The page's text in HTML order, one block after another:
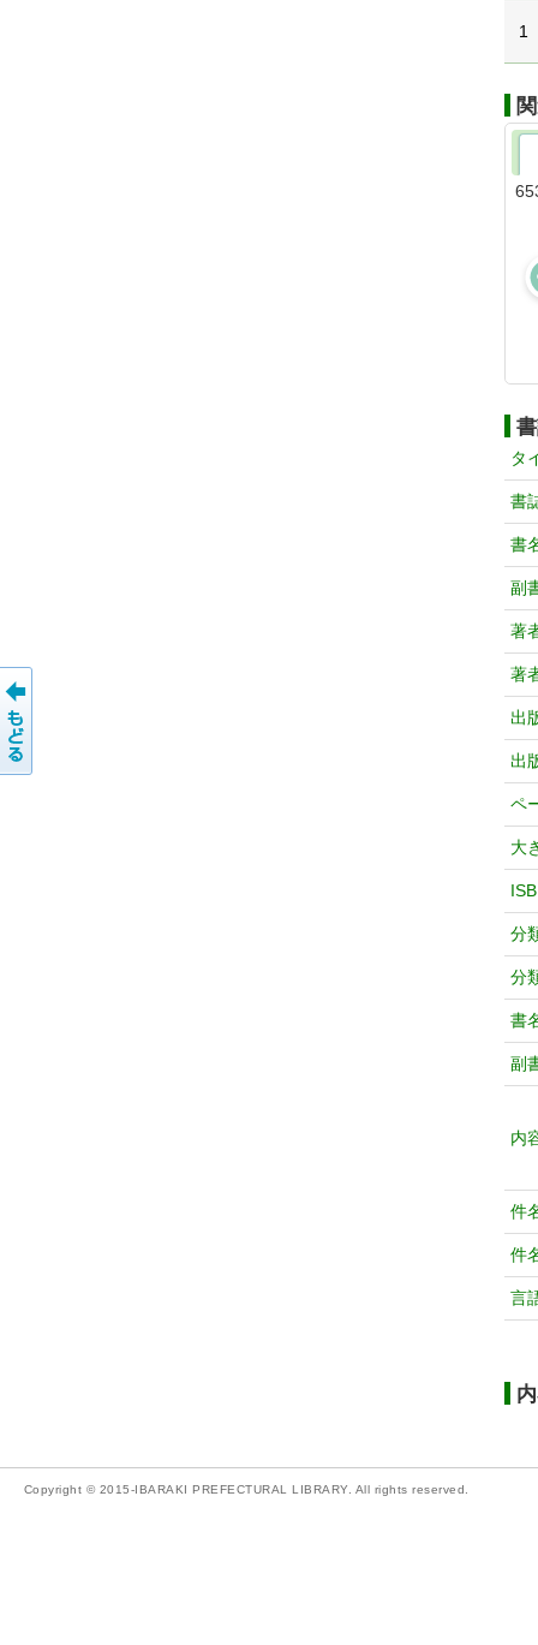
1
タ
書
書
副
著
著
出
出
ペ
大
分
分
書
副
内
件
件
言
Copyright © 2015-IBARAKI PREFECTURAL LIBRARY. All rights reserved.